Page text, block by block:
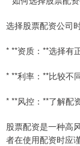
选择股票配资公司
* **资质：**选择有
* **利率：**比较不
* **风控：**了解配
股票配资是一种高
者在使用配资时应